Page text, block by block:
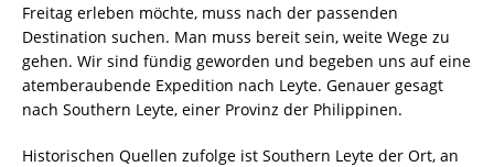
Freitag erleben möchte, muss nach der passenden
Destination suchen. Man muss bereit sein, weite Wege zu
gehen. Wir sind fündig geworden und begeben uns auf eine
atemberaubende Expedition nach Leyte. Genauer gesagt
nach Southern Leyte, einer Provinz der Philippinen.
Historischen Quellen zufolge ist Southern Leyte der Ort, an